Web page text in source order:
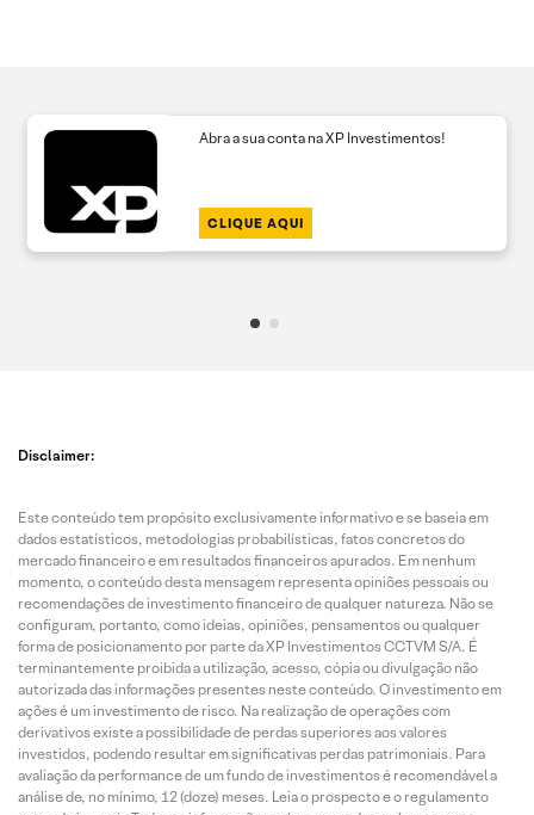
Abra a sua conta na XP Investimentos!
CLIQUE AQUI
Disclaimer:
Este conteúdo tem propósito exclusivamente informativo e se baseia em
dados estatísticos, metodologias probabilísticas, fatos concretos do
mercado financeiro e em resultados financeiros apurados. Em nenhum
momento, o conteúdo desta mensagem representa opiniões pessoais ou
recomendações de investimento financeiro de qualquer natureza. Não se
configuram, portanto, como ideias, opiniões, pensamentos ou qualquer
forma de posicionamento por parte da XP Investimentos CCTVM S/A. É
terminantemente proibida a utilização, acesso, cópia ou divulgação não
autorizada das informações presentes neste conteúdo. O investimento em
ações é um investimento de risco. Na realização de operações com
derivativos existe a possibilidade de perdas superiores aos valores
investidos, podendo resultar em significativas perdas patrimoniais. Para
avaliação da performance de um fundo de investimentos é recomendável a
análise de, no mínimo, 12 (doze) meses. Leia o prospecto e o regulamento